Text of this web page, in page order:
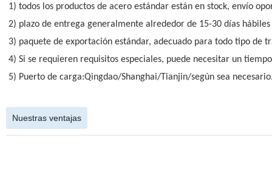
1) todos los productos de acero estándar están en stock, envío
2) plazo de entrega generalmente alrededor de 15-30 días
3) paquete de exportación estándar, adecuado para todo tipo de
4) Si se requieren requisitos especiales, puede necesitar un
5) Puerto de carga:Qingdao/Shanghai/Tianjin/según sea
Nuestras ventajas